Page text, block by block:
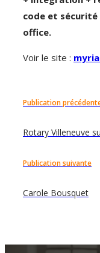
code et sécurité
office.
Voir le site :
Publication
Rotary Villeneuve
Publication suivante
Carole Bousquet